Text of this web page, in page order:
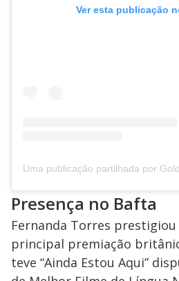
Ver esta publicação
Presença no Bafta
Fernanda Torres prestigiou
principal premiação
teve “Ainda Estou Aqui”